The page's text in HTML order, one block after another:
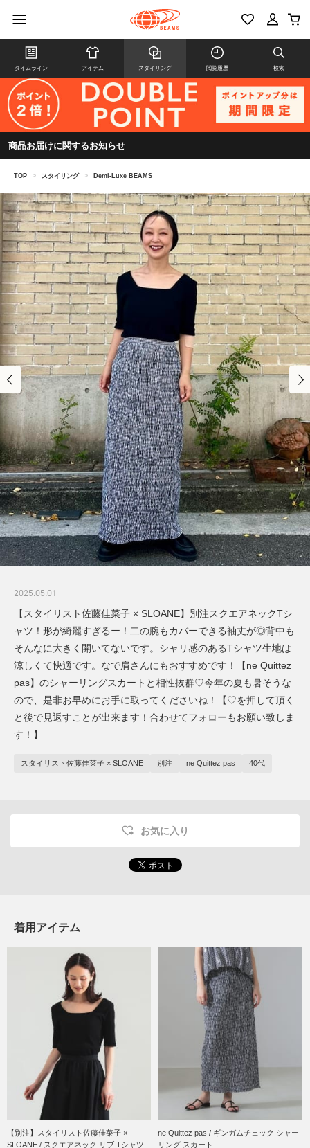
タイムライン アイテム スタイリング 閲覧履歴 検索
商品お届けに関するお知らせ
TOP > スタイリング > Demi-Luxe BEAMS
2025.05.01
【スタイリスト佐藤佳菜子 × SLOANE】別注スクエアネックTシ
ャツ！形が綺麗すぎるー！二の腕もカバーできる袖丈が◎背中も
そんなに大きく開いてないです。シャリ感のあるTシャツ生地は
涼しくて快適です。なで肩さんにもおすすめです！【ne Quittez
pas】のシャーリングスカートと相性抜群♡今年の夏も暑そうな
ので、是非お早めにお手に取ってくださいね！【♡を押して頂く
と後で見返すことが出来ます！合わせてフォローもお願い致しま
す！】
スタイリスト佐藤佳菜子 × SLOANE 別注 ne Quittez pas 40代
お気に入り
着用アイテム
【別注】スタイリスト佐藤佳菜子 ×
SLOANE / スクエアネック リブ Tシャツ
ne Quittez pas / ギンガムチェック シャー
リング スカート